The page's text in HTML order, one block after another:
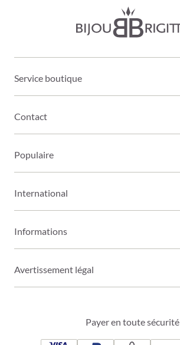
Service boutique
Contact
Populaire
International
Informations
Avertissement légal
Payer en toute sécurité